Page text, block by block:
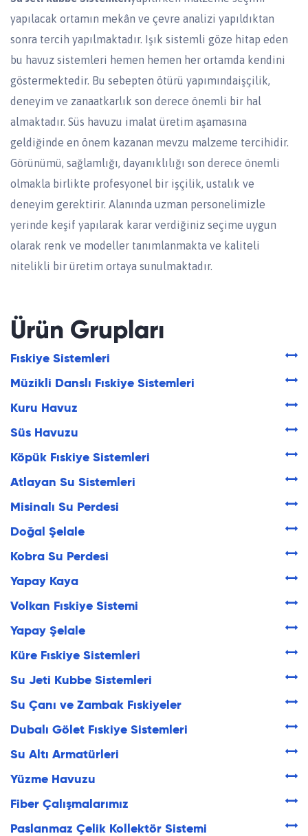
yapılacak ortamın mekân ve çevre analizi yapıldıktan
sonra tercih yapılmaktadır. Işık sistemli göze hitap eden
bu havuz sistemleri hemen hemen her ortamda kendini
göstermektedir. Bu sebepten ötürü yapımındaişçilik,
deneyim ve zanaatkarlık son derece önemli bir hal
almaktadır. Süs havuzu imalat üretim aşamasına
geldiğinde en önem kazanan mevzu malzeme tercihidir.
Görünümü, sağlamlığı, dayanıklılığı son derece önemli
olmakla birlikte profesyonel bir işçilik, ustalık ve
deneyim gerektirir. Alanında uzman personelimizle
yerinde keşif yapılarak karar verdiğiniz seçime uygun
olarak renk ve modeller tanımlanmakta ve kaliteli
nitelikli bir üretim ortaya sunulmaktadır.
Ürün Grupları
Fıskiye Sistemleri
Müzikli Danslı Fıskiye Sistemleri
Kuru Havuz
Süs Havuzu
Köpük Fıskiye Sistemleri
Atlayan Su Sistemleri
Misinalı Su Perdesi
Doğal Şelale
Kobra Su Perdesi
Yapay Kaya
Volkan Fıskiye Sistemi
Yapay Şelale
Küre Fıskiye Sistemleri
Su Jeti Kubbe Sistemleri
Su Çanı ve Zambak Fıskiyeler
Dubalı Gölet Fıskiye Sistemleri
Su Altı Armatürleri
Yüzme Havuzu
Fiber Çalışmalarımız
Paslanmaz Çelik Kollektör Sistemi